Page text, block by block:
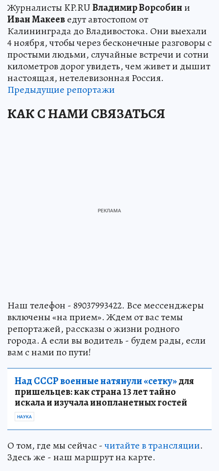
Журналисты KP.RUВладимир Ворсобини
Иван Макееведут автостопом от
Калининграда до Владивостока. Они выехали
4 ноября, чтобы через бесконечные разговоры с
простыми людьми, случайные встречи и сотни
километров дорог увидеть, чем живет и дышит
настоящая, нетелевизонная Россия.
Предыдущие репортажи
КАК С НАМИ СВЯЗАТЬСЯ
Наш телефон - 89037993422. Все мессенджеры
включены «на прием». Ждем от вас темы
репортажей, рассказы о жизни родного
города. А если вы водитель - будем рады, если
вам с нами по пути!
Над СССР военные натянули «сетку»для
пришельцев: как страна 13 лет тайно
искала и изучала инопланетных гостей
НАУКА
О том, где мы сейчас -читайте в трансляции.
Здесь же - наш маршрут на карте.